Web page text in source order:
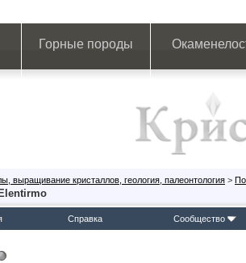
Горные породы
выращивание кристаллов, геология, палеонтология >
Справка Сообщество